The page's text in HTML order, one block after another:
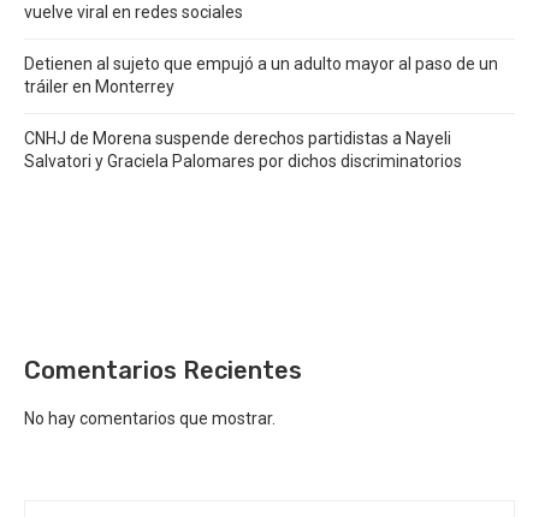
vuelve viral en redes sociales
Detienen al sujeto que empujó a un adulto mayor al paso de un
tráiler en Monterrey
CNHJ de Morena suspende derechos partidistas a Nayeli
Salvatori y Graciela Palomares por dichos discriminatorios
Comentarios Recientes
No hay comentarios que mostrar.